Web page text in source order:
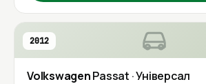
2012
VolkswagenPassat · Універсал